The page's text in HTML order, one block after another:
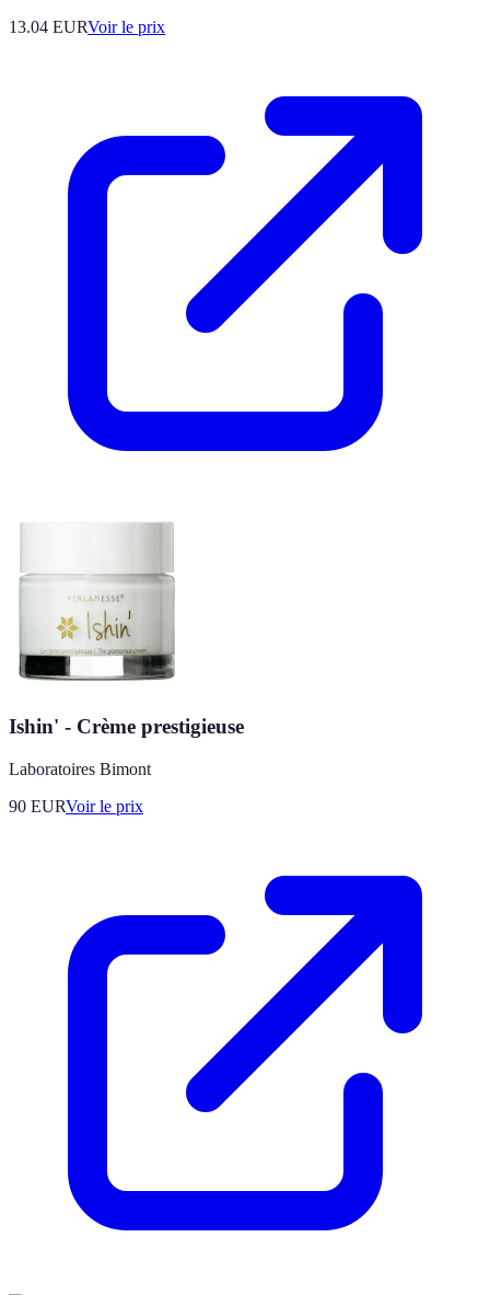
13.04 EURVoir le prix
Ishin' - Crème prestigieuse
Laboratoires Bimont
90 EURVoir le prix